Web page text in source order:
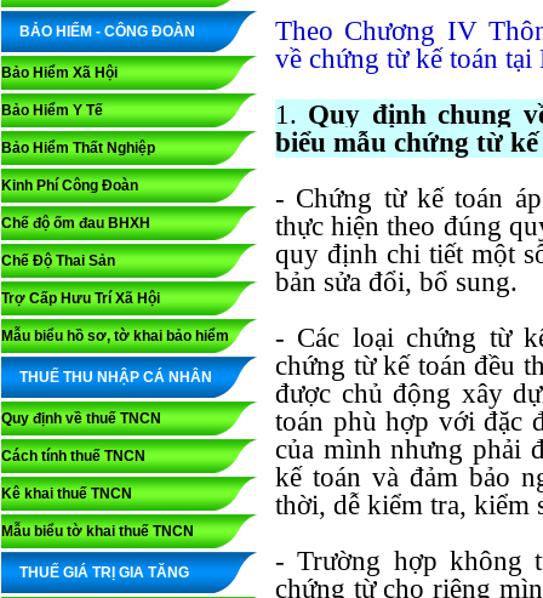
BẢO HIỂM - CÔNG ĐOÀN
Bảo Hiểm Xã Hội
Bảo Hiểm Y Tế
Bảo Hiểm Thất Nghiệp
Kinh Phí Công Đoàn
Chế độ ốm đau BHXH
Chế Độ Thai Sản
Trợ Cấp Hưu Trí Xã Hội
Mẫu biểu hồ sơ, tờ khai bảo hiểm
THUẾ THU NHẬP CÁ NHÂN
Quy định về thuế TNCN
Cách tính thuế TNCN
Kê khai thuế TNCN
Mẫu biểu tờ khai thuế TNCN
THUẾ GIÁ TRỊ GIA TĂNG
Theo Chương IV
về chứng từ kế toán
1. Quy định chung
biểu mẫu chứng từ
- Chứng từ kế toán
thực hiện theo đúng
quy định chi tiết một
bản sửa đổi, bổ sung.
- Các loại chứng từ
chứng từ kế toán đều
được chủ động xây
toán phù hợp với đặc
của mình nhưng phải
kế toán và đảm bảo
thời, dễ kiểm tra, kiểm
- Trường hợp không
chứng từ cho riêng